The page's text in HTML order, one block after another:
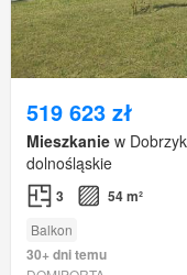
519 623 zł
Mieszkanie w
dolnośląskie
3 54 m²
Balkon
30+ dni temu